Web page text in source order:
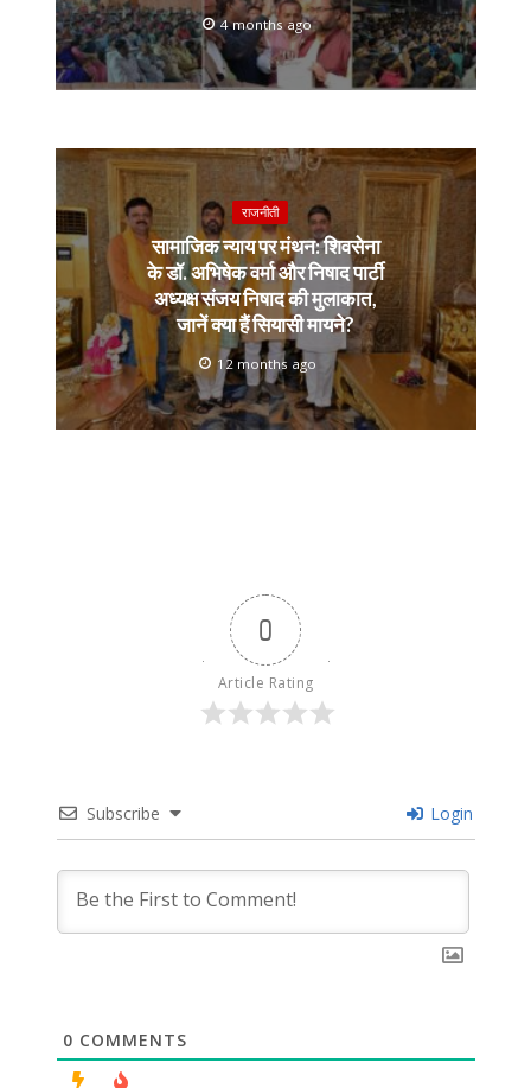
4 months ago
राजनीती
सामाजिक न्याय पर मंथन: शिवसेना
के डॉ. अभिषेक वर्मा और निषाद पार्टी
अध्यक्ष संजय निषाद की मुलाकात,
जानें क्या हैं सियासी मायने?
12 months ago
0
Article Rating
Subscribe Login
0 COMMENTS